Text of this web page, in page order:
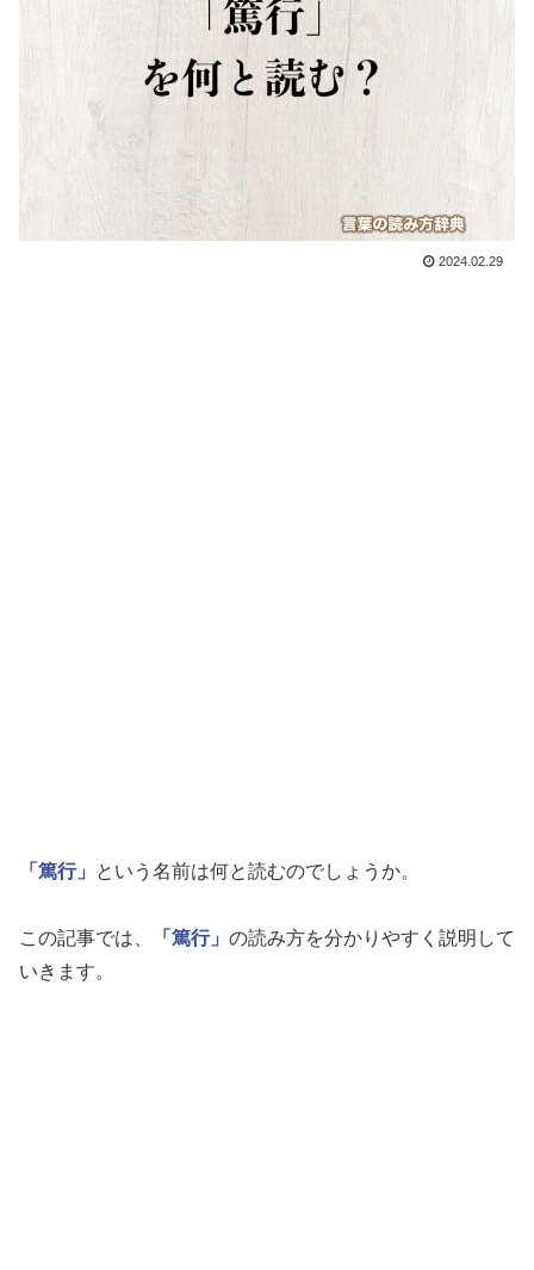
2024.02.29
「篤行」 という名前は何と読むのでしょうか。
この記事では、 「篤行」 の読み方を分かりやすく説明して
いきます。